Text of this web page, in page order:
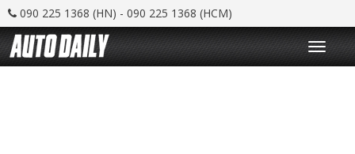
090 225 1368 (HN) - 090 225 1368 (HCM)
T
o
g